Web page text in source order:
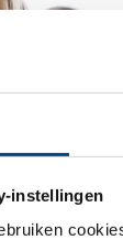
instellingen